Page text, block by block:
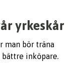
yrkeskår
man bör träna
inköpare.